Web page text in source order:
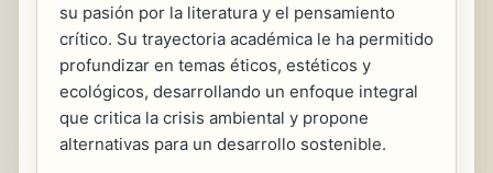
su pasión por la literatura y el pensamiento
crítico. Su trayectoria académica le ha permitido
profundizar en temas éticos, estéticos y
ecológicos, desarrollando un enfoque integral
que critica la crisis ambiental y propone
alternativas para un desarrollo sostenible.